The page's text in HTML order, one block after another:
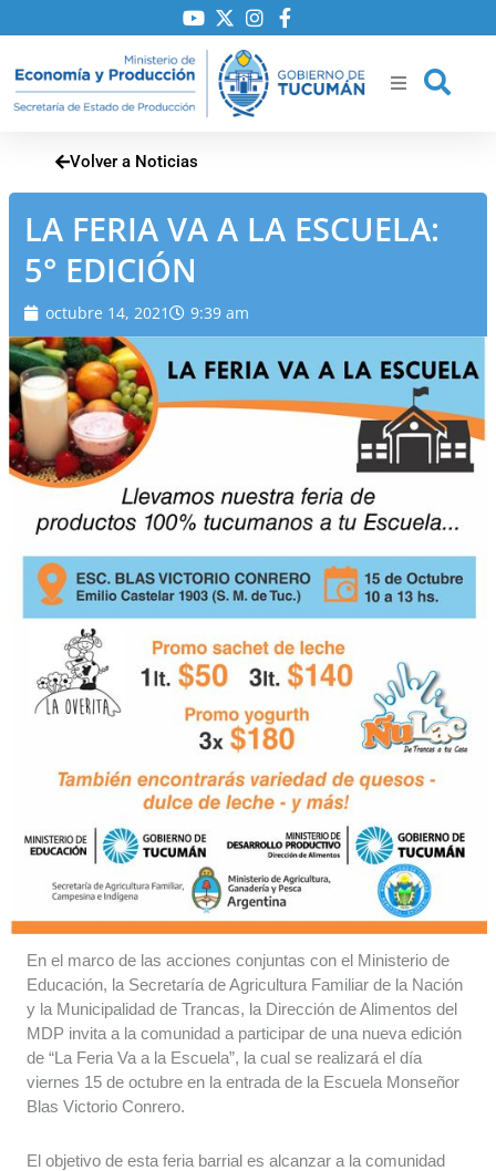
al
Volver a Noticias
LA FERIA VA A LA ESCUELA:
5° EDICIÓN
octubre 14, 2021 9:39 am
En el marco de las acciones conjuntas con el Ministerio de
Educación, la Secretaría de Agricultura Familiar de la Nación
y la Municipalidad de Trancas, la Dirección de Alimentos del
MDP invita a la comunidad a participar de una nueva edición
de “La Feria Va a la Escuela”, la cual se realizará el día
viernes 15 de octubre en la entrada de la Escuela Monseñor
Blas Victorio Conrero.
El objetivo de esta feria barrial es alcanzar a la comunidad